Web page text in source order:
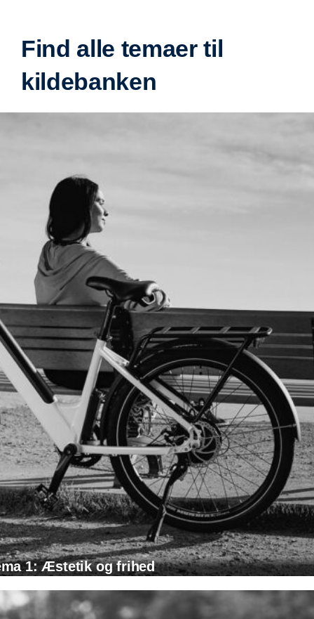
Find alle temaer til
kildebanken
1: Æstetik og frihed